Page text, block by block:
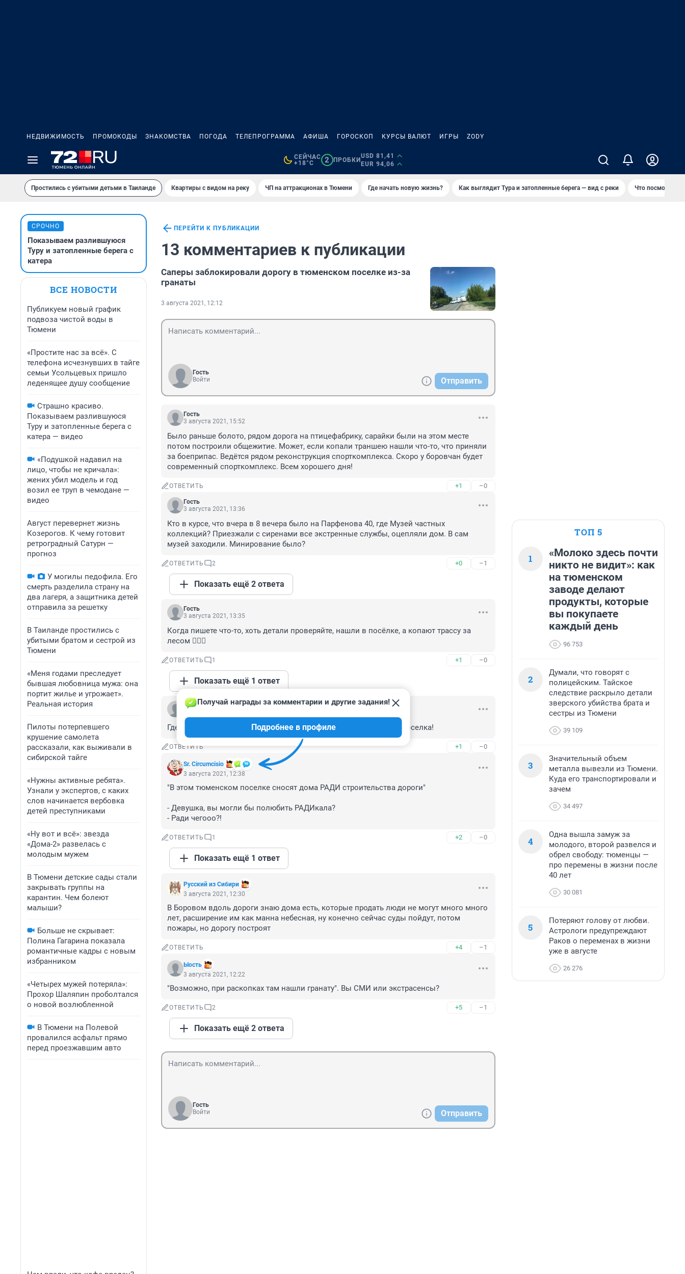
НЕДВИЖИМОСТЬ ПРОМОКОДЫ ЗНАКОМСТВА ПОГОДА ТЕЛЕПРОГРАММА АФИША ГОРОСКОП КУРСЫ ВАЛЮТ ИГРЫ ZODY
СЕЙЧАС
+18°C
2 ПРОБКИ
USD 81,41
EUR 94,06
Простились с убитыми детьми в Таиланде Квартиры с видом на реку ЧП на аттракционах в Тюмени Где начать новую жизнь? Как выглядит Тура и затопленные берега — вид с реки Что посмотреть
СРОЧНО
Показываем разлившуюся
Туру и затопленные берега с
катера
ВСЕ НОВОСТИ
Публикуем новый график
подвоза чистой воды в
Тюмени
«Простите нас за всё». С
телефона исчезнувших в тайге
семьи Усольцевых пришло
леденящее душу сообщение
Страшно красиво.
Показываем разлившуюся
Туру и затопленные берега с
катера — видео
«Подушкой надавил на
лицо, чтобы не кричала»:
жених убил модель и год
возил ее труп в чемодане —
видео
Август перевернет жизнь
Козерогов. К чему готовит
ретроградный Сатурн —
прогноз
У могилы педофила. Его
смерть разделила страну на
два лагеря, а защитника детей
отправила за решетку
В Таиланде простились с
убитыми братом и сестрой из
Тюмени
«Меня годами преследует
бывшая любовница мужа: она
портит жилье и угрожает».
Реальная история
Пилоты потерпевшего
крушение самолета
рассказали, как выживали в
сибирской тайге
«Нужны активные ребята».
Узнали у экспертов, с каких
слов начинается вербовка
детей преступниками
«Ну вот и всё»: звезда
«Дома-2» развелась с
молодым мужем
В Тюмени детские сады стали
закрывать группы на
карантин. Чем болеют
малыши?
Больше не скрывает:
Полина Гагарина показала
романтичные кадры с новым
избранником
«Четырех мужей потеряла»:
Прохор Шаляпин проболтался
о новой возлюбленной
В Тюмени на Полевой
провалился асфальт прямо
перед проезжавшим авто
ПЕРЕЙТИ К ПУБЛИКАЦИИ
13 комментариев к публикации
Саперы заблокировали дорогу в тюменском поселке из-за
гранаты
3 августа 2021, 12:12
Гость
Войти
Отправить
Гость
3 августа 2021, 15:52
Было раньше болото, рядом дорога на птицефабрику, сарайки были на этом месте
потом построили общежитие. Может, если копали траншею нашли что-то, что приняли
за боеприпас. Ведётся рядом реконструкция спорткомплекса. Скоро у боровчан будет
современный спорткомплекс. Всем хорошего дня!
ОТВЕТИТЬ +1 –0
Гость
3 августа 2021, 13:36
Кто в курсе, что вчера в 8 вечера было на Парфенова 40, где Музей частных
коллекций? Приезжали с сиренами все экстренные службы, оцепляли дом. В сам
музей заходили. Минирование было?
ОТВЕТИТЬ 2 +0 –1
Показать ещё 2 ответа
Гость
3 августа 2021, 13:35
Когда пишете что-то, хоть детали проверяйте, нашли в посёлке, а копают трассу за
лесом 🤦🏼‍♂️
ОТВЕТИТЬ 1 +1 –0
Показать ещё 1 ответ
Гость
Где дома сносят из-за расширения и где граната - разные части поселка!
ОТВЕТИТЬ +1 –0
Sr. Circumcisio
Получай награды за комментарии и другие задания!
Подробнее в профиле
3 августа 2021, 12:38
"В этом тюменском поселке сносят дома РАДИ строительства дороги"
- Девушка, вы могли бы полюбить РАДИкала?
- Ради чегооо?!
ОТВЕТИТЬ 1 +2 –0
Показать ещё 1 ответ
Русский из Сибири
3 августа 2021, 12:30
В Боровом вдоль дороги знаю дома есть, которые продать люди не могут много много
лет, расширение им как манна небесная, ну конечно сейчас суды пойдут, потом
пожары, но дорогу построят
ОТВЕТИТЬ +4 –1
Ыость
3 августа 2021, 12:22
"Возможно, при раскопках там нашли гранату". Вы СМИ или экстрасенсы?
ОТВЕТИТЬ 2 +5 –1
Показать ещё 2 ответа
Гость
Войти
Отправить
ТОП 5
1
«Молоко здесь почти
никто не видит»: как
на тюменском
заводе делают
продукты, которые
вы покупаете
каждый день
96 753
2
Думали, что говорят с
полицейским. Тайское
следствие раскрыло детали
зверского убийства брата и
сестры из Тюмени
39 109
3
Значительный объем
металла вывезли из Тюмени.
Куда его транспортировали и
зачем
34 497
4
Одна вышла замуж за
молодого, второй развелся и
обрел свободу: тюменцы —
про перемены в жизни после
40 лет
30 081
5
Потеряют голову от любви.
Астрологи предупреждают
Раков о переменах в жизни
уже в августе
26 276